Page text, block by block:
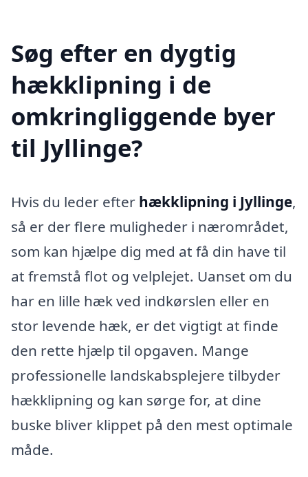
Søg efter en dygtig
hækklipning i de
omkringliggende byer
til Jyllinge?
Hvis du leder efter hækklipning i Jyllinge,
så er der flere muligheder i nærområdet,
som kan hjælpe dig med at få din have til
at fremstå flot og velplejet. Uanset om du
har en lille hæk ved indkørslen eller en
stor levende hæk, er det vigtigt at finde
den rette hjælp til opgaven. Mange
professionelle landskabsplejere tilbyder
hækklipning og kan sørge for, at dine
buske bliver klippet på den mest optimale
måde.